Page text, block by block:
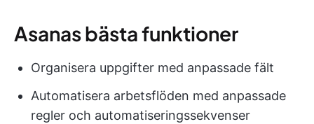
Asanas bästa funktioner
Organisera uppgifter med anpassade fält
Automatisera arbetsflöden med anpassade
regler och automatiseringssekvenser